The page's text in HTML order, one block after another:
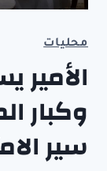
محليات
الأمير
وكبار
سير